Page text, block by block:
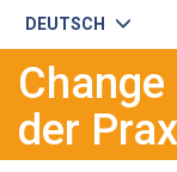
DEUTSCH
der